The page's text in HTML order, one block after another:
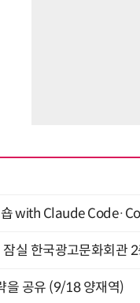
with Claude
실 한국광고문화회관
을 공유 (9/18 양재역)